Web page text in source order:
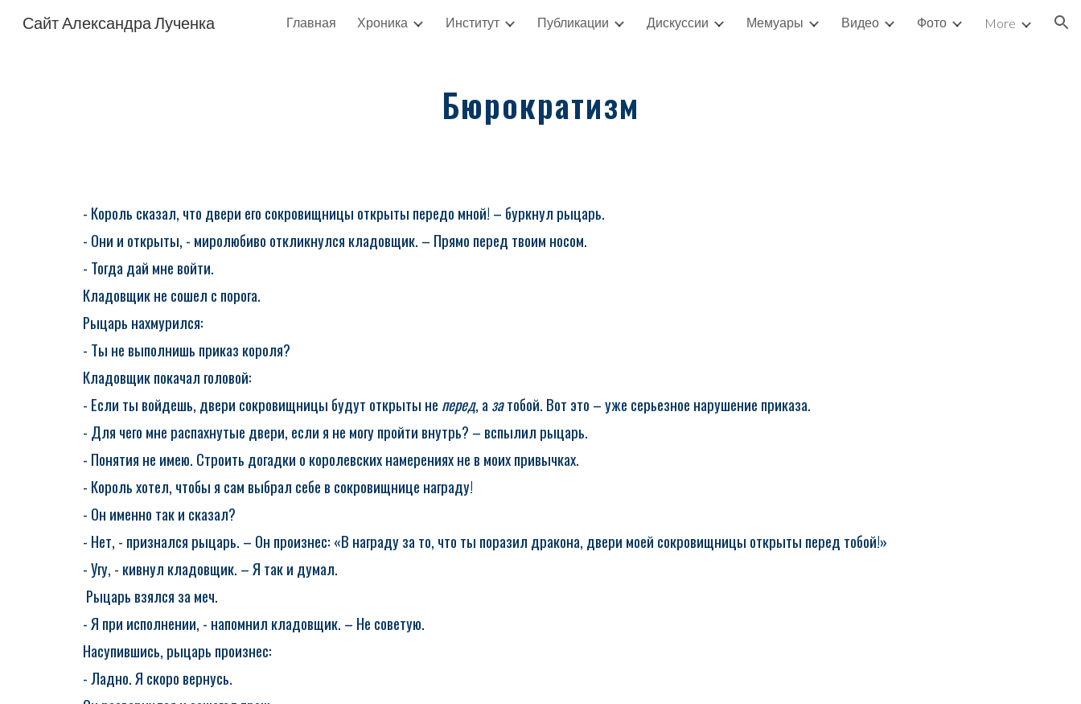
Skip to main content Skip to navigation
Сайт Александра Лученка Главная Хроника Институт Публикации Дискуссии Мемуары Видео Фото More
Бюрократизм
- Король сказал, что двери его сокровищницы открыты передо мной! – буркнул рыцарь.
- Они и открыты, - миролюбиво откликнулся кладовщик. – Прямо перед твоим носом.
- Тогда дай мне войти.
Кладовщик не сошел с порога.
Рыцарь нахмурился:
- Ты не выполнишь приказ короля?
Кладовщик покачал головой:
- Если ты войдешь, двери сокровищницы будут открыты не перед, а затобой. Вот это – уже серьезное нарушение приказа.
- Для чего мне распахнутые двери, если я не могу пройти внутрь? – вспылил рыцарь.
- Понятия не имею. Строить догадки о королевских намерениях не в моих привычках.
- Король хотел, чтобы я сам выбрал себе в сокровищнице награду!
- Он именно так и сказал?
- Нет, - признался рыцарь. – Он произнес: «В награду за то, что ты поразил дракона, двери моей сокровищницы открыты перед тобой!»
- Угу, - кивнул кладовщик. – Я так и думал.
Рыцарь взялся за меч.
- Я при исполнении, - напомнил кладовщик. – Не советую.
Насупившись, рыцарь произнес:
- Ладно. Я скоро вернусь.